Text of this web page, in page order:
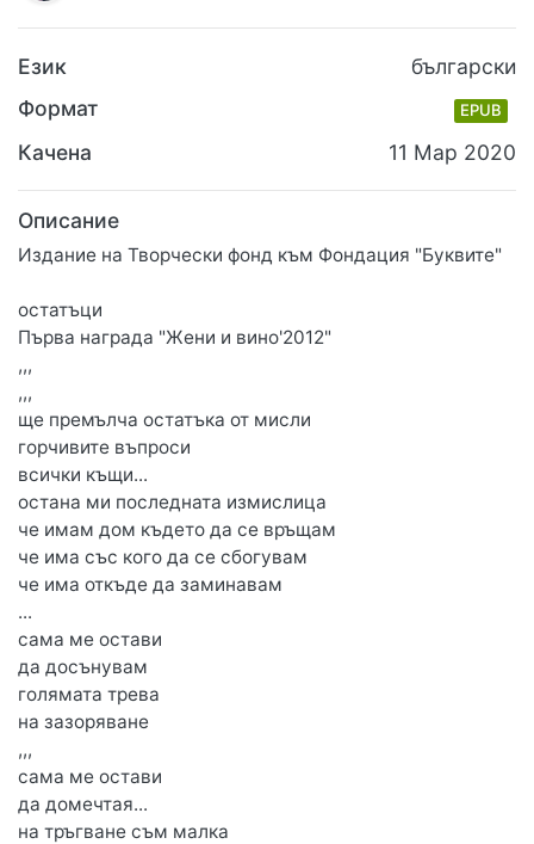
Език
български
Формат
EPUB
Качена 11 Мар 2020
Описание
Издание на Творчески фонд към Фондация "Буквите"
остатъци
Първа награда "Жени и вино'2012"
,,,
,,,
ще премълча остатъка от мисли
горчивите въпроси
всички къщи...
остана ми последната измислица
че имам дом където да се връщам
че има със кого да се сбогувам
че има откъде да заминавам
...
сама ме остави
да досънувам
голямата трева
на зазоряване
,,,
сама ме остави
да домечтая...
на тръгване съм малка